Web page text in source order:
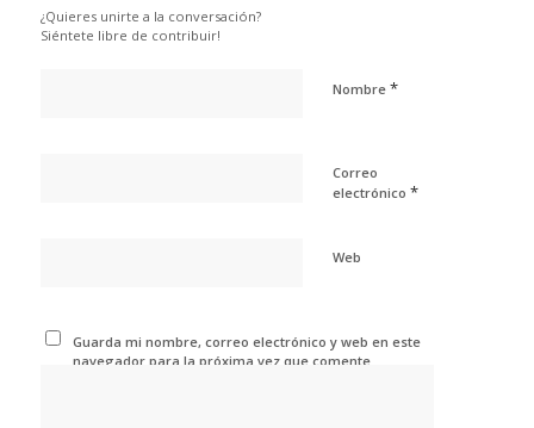
¿Quieres unirte a la conversación?
Siéntete libre de contribuir!
Nombre *
Correo
electrónico *
Web
Guarda mi nombre, correo electrónico y web en este
navegador para la próxima vez que comente.